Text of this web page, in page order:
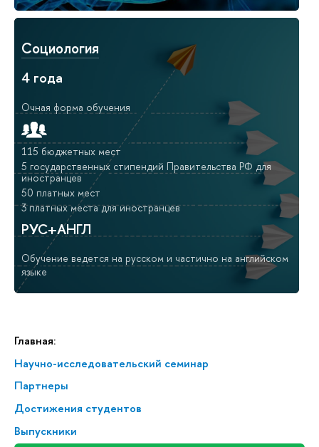
Главная:
Научно-исследовательский семинар
Партнеры
Достижения студентов
Выпускники
Социология
4 года
Очная форма обучения
115 бюджетных мест
5 государственных стипендий Правительства РФ для
иностранцев
50 платных мест
3 платных места для иностранцев
РУС+АНГЛ
Обучение ведется на русском и частично на английском
языке